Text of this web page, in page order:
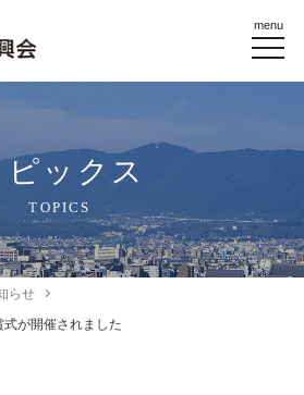
menu
ピックス
TOPICS
らせ
が開催されました